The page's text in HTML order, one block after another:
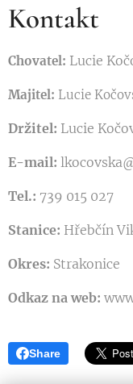
Kontakt
Chovatel: Lucie
Majitel: Lucie
Držitel: Lucie
E-mail:
Tel.: 739 015 027
Stanice: Hřebčín
Okres: Strakonice
Odkaz na web:
Share